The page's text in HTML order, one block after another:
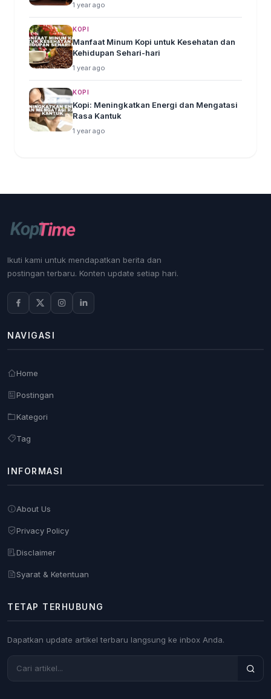
1 year ago
KOPI
Manfaat Minum Kopi untuk Kesehatan dan
Kehidupan Sehari-hari
1 year ago
KOPI
Kopi: Meningkatkan Energi dan Mengatasi
Rasa Kantuk
1 year ago
Ikuti kami untuk mendapatkan berita dan
postingan terbaru. Konten update setiap hari.
NAVIGASI
Home
Postingan
Kategori
Tag
INFORMASI
About Us
Privacy Policy
Disclaimer
Syarat & Ketentuan
TETAP TERHUBUNG
Dapatkan update artikel terbaru langsung ke inbox Anda.